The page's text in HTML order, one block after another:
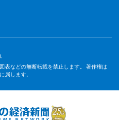
表などの無断転載を禁止します。 著作権は
属します。